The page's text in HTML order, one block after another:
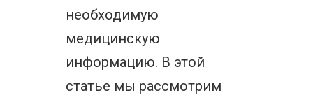
необходимую
медицинскую
информацию. В этой
статье мы рассмотрим